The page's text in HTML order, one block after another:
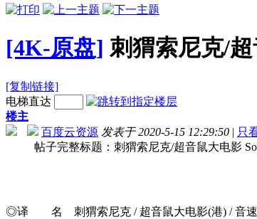
[4K-原盘] 刺猬索尼克/超
[复制链接]
电梯直达
楼主
百度云资源 发表于 2020-5-15 12:29:50 | 只
帖子完整标题：刺猬索尼克/超音鼠大电影
◎译 名 刺猬索尼克 / 超音鼠大电影(港) / 音速